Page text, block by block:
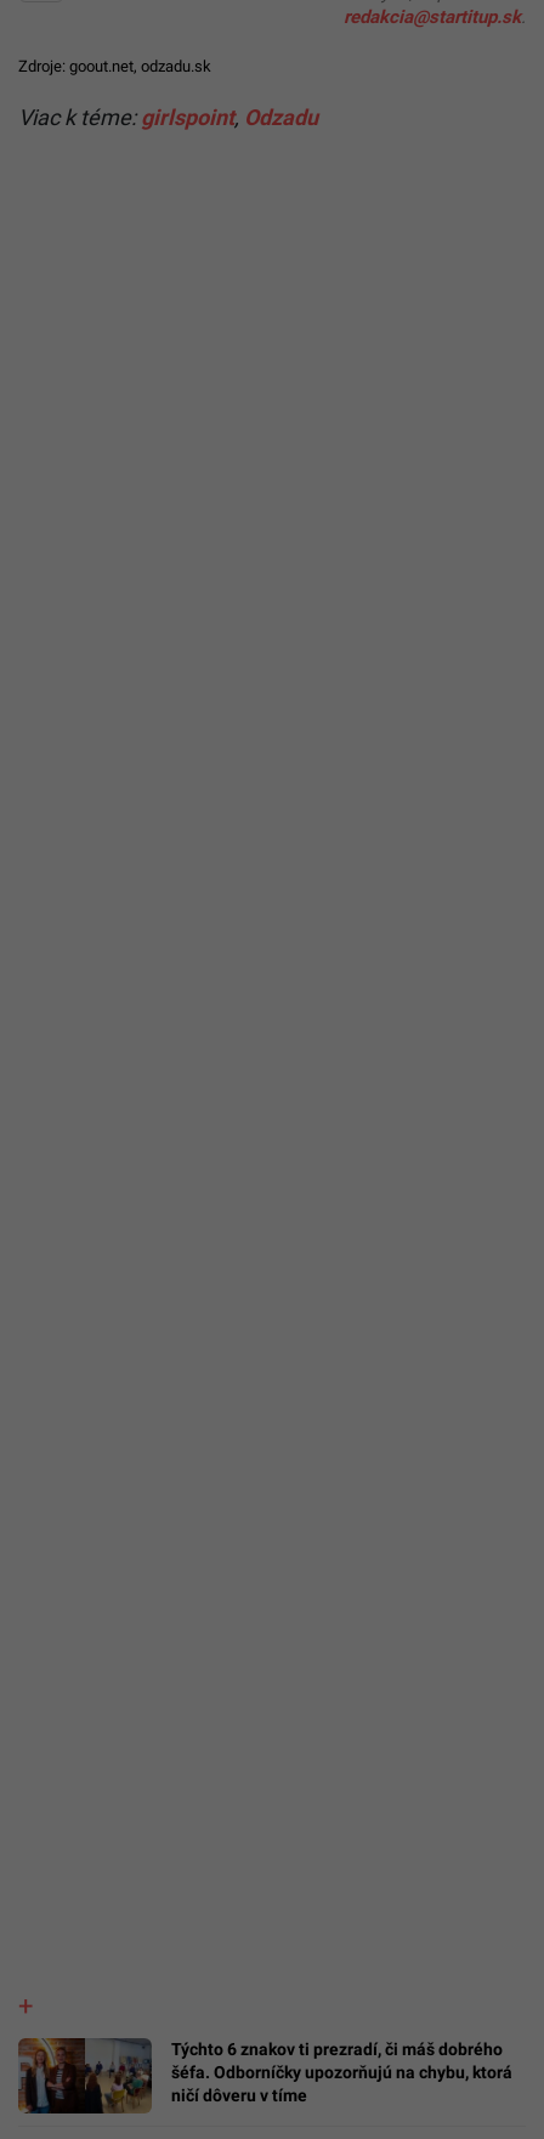
redakcia@startitup.sk.
Zdroje: goout.net, odzadu.sk
Viac k téme:girlspoint, Odzadu
Týchto 6 znakov ti prezradí, či máš dobrého
šéfa. Odborníčky upozorňujú na chybu, ktorá
ničí dôveru v tíme